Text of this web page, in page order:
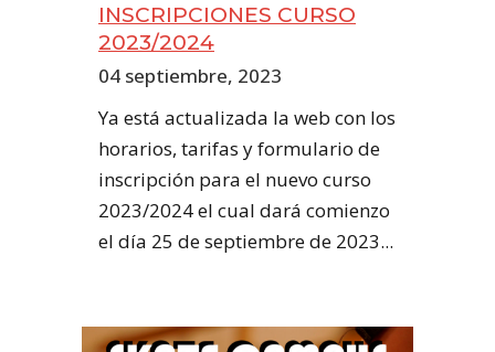
INSCRIPCIONES CURSO
2023/2024
04 septiembre, 2023
Ya está actualizada la web con los
horarios, tarifas y formulario de
inscripción para el nuevo curso
2023/2024 el cual dará comienzo
el día 25 de septiembre de 2023...